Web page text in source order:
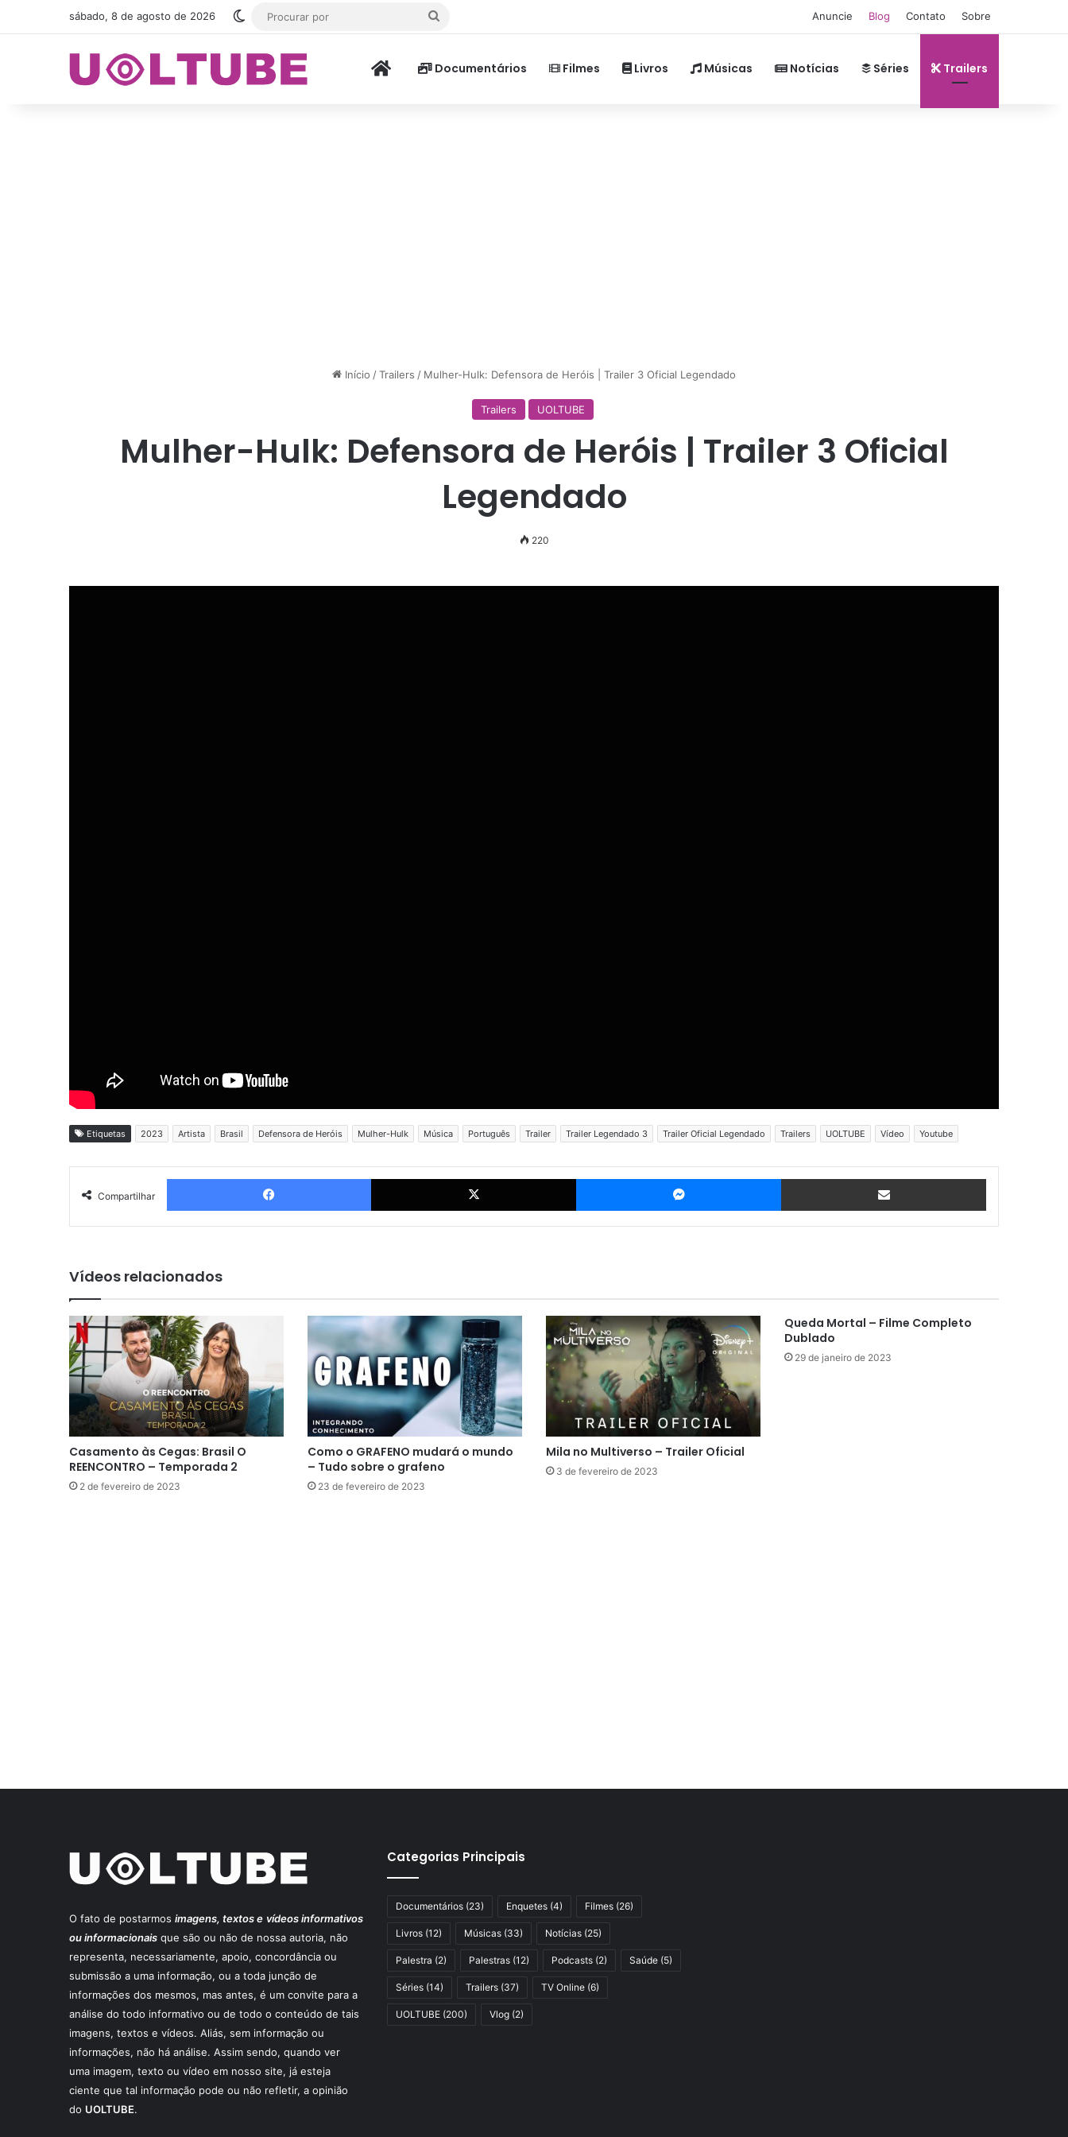
sábado, 8 de agosto de 2026 Switch skin Anuncie Blog Contato Sobre
Home Documentários Filmes Livros Músicas Notícias Séries Trailers
Início /Trailers / Mulher-Hulk: Defensora de Heróis | Trailer 3 Oficial Legendado
Trailers UOLTUBE
Mulher-Hulk: Defensora de Heróis | Trailer 3 Oficial
Legendado
220
Etiquetas 2023 Artista Brasil Defensora de Heróis Mulher-Hulk Música Português Trailer Trailer Legendado 3 Trailer Oficial Legendado Trailers UOLTUBE Vídeo Youtube
Compartilhar
Facebook X Messenger Compartilhar via e-mail
Vídeos relacionados
Casamento às Cegas: Brasil O
REENCONTRO – Temporada 2
2 de fevereiro de 2023
Como o GRAFENO mudará o mundo
– Tudo sobre o grafeno
23 de fevereiro de 2023
Mila no Multiverso – Trailer Oficial
3 de fevereiro de 2023
Queda Mortal – Filme Completo
Dublado
29 de janeiro de 2023
O fato de postarmos imagens, textos e vídeos informativos
ou informacionais que são ou não de nossa autoria, não
representa, necessariamente, apoio, concordância ou
submissão a uma informação, ou a toda junção de
informações dos mesmos, mas antes, é um convite para a
análise do todo informativo ou de todo o conteúdo de tais
imagens, textos e vídeos. Aliás, sem informação ou
informações, não há análise. Assim sendo, quando ver
uma imagem, texto ou vídeo em nosso site, já esteja
ciente que tal informação pode ou não refletir, a opinião
do UOLTUBE.
Categorias Principais
Documentários(23) Enquetes(4) Filmes(26)
Livros(12) Músicas(33) Notícias(25)
Palestra (2) Palestras(12) Podcasts(2) Saúde(5)
Séries(14) Trailers(37) TV Online(6)
UOLTUBE(200) Vlog(2)